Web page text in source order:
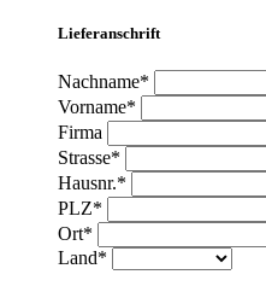
Lieferanschrift
Nachname*
Vorname*
Firma
Strasse*
Hausnr.*
PLZ*
Ort*
Land*